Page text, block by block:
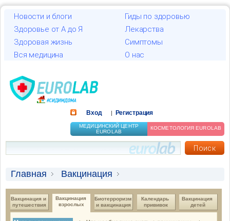
Новости и блоги
Гиды по здоровью
Здоровье от А до Я
Лекарства
Здоровая жизнь
Симптомы
Вся медицина
О нас
Вход Регистрация
МЕДИЦИНСКИЙ ЦЕНТР
EUROLAB
КОСМЕТОЛОГИЯ EUROLAB
Главная
Вакцинация
Вакцинация взрослых
Методы вакцинации
Вакцинация и
путешествия
Вакцинация
взрослых
Биотерроризм
и вакцинация
Календарь
прививок
Вакцинация
детей